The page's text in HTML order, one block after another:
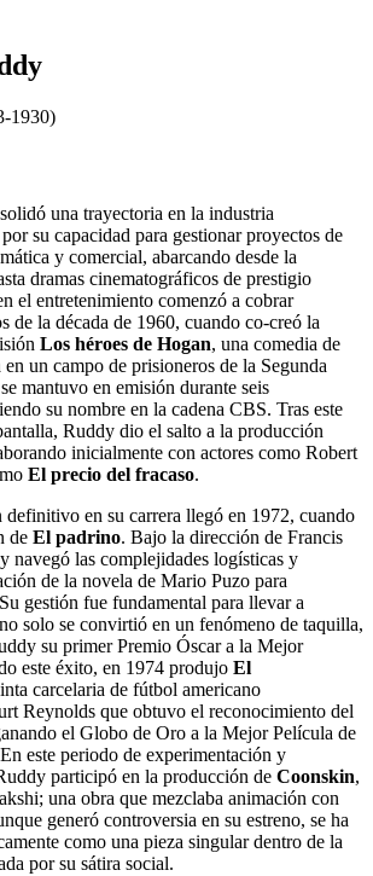
1930)
una trayectoria en la industria
su capacidad para gestionar proyectos de
y comercial, abarcando desde la
dramas cinematográficos de prestigio
el entretenimiento comenzó a cobrar
de la década de 1960, cuando co-creó la
Los héroes de Hogan, una comedia de
un campo de prisioneros de la Segunda
mantuvo en emisión durante seis
su nombre en la cadena CBS. Tras este
Ruddy dio el salto a la producción
inicialmente con actores como Robert
El precio del fracaso.
en su carrera llegó en 1972, cuando
de El padrino. Bajo la dirección de Francis
navegó las complejidades logísticas y
de la novela de Mario Puzo para
gestión fue fundamental para llevar a
solo se convirtió en un fenómeno de taquilla,
su primer Premio Óscar a la Mejor
este éxito, en 1974 produjo El
carcelaria de fútbol americano
Reynolds que obtuvo el reconocimiento del
el Globo de Oro a la Mejor Película de
este periodo de experimentación y
participó en la producción de Coonskin,
una obra que mezclaba animación con
generó controversia en su estreno, se ha
como una pieza singular dentro de la
por su sátira social.